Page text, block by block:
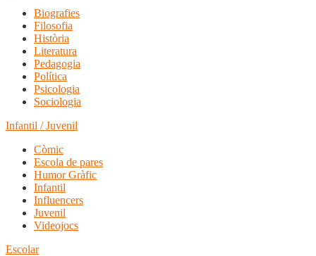
Biografies
Filosofia
Història
Literatura
Pedagogia
Política
Psicologia
Sociologia
Infantil / Juvenil
Còmic
Escola de pares
Humor Gràfic
Infantil
Influencers
Juvenil
Videojocs
Escolar